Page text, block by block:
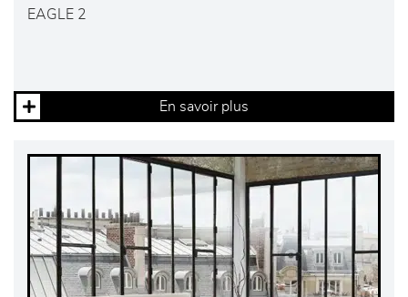
EAGLE 2
En savoir plus